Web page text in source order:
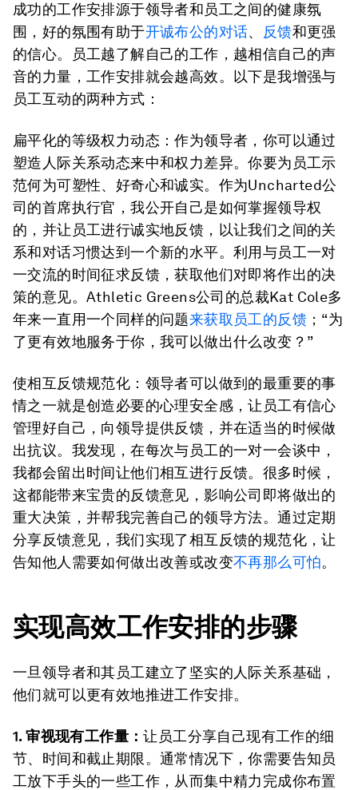
成功的工作安排源于领导者和员工之间的健康氛
围，好的氛围有助于开诚布公的对话、 反馈和更强
的信心。员工越了解自己的工作，越相信自己的声
音的力量，工作安排就会越高效。以下是我增强与
员工互动的两种方式：
扁平化的等级权力动态：作为领导者，你可以通过
塑造人际关系动态来中和权力差异。你要为员工示
范何为可塑性、好奇心和诚实。作为Uncharted公
司的首席执行官，我公开自己是如何掌握领导权
的，并让员工进行诚实地反馈，以让我们之间的关
系和对话习惯达到一个新的水平。利用与员工一对
一交流的时间征求反馈，获取他们对即将作出的决
策的意见。Athletic Greens公司的总裁Kat Cole多
年来一直用一个同样的问题来获取员工的反馈 ；“为
了更有效地服务于你，我可以做出什么改变？”
使相互反馈规范化： 领导者可以做到的最重要的事
情之一就是创造必要的心理安全感，让员工有信心
管理好自己，向领导提供反馈，并在适当的时候做
出抗议。我发现，在每次与员工的一对一会谈中，
我都会留出时间让他们相互进行反馈。很多时候，
这都能带来宝贵的反馈意见，影响公司即将做出的
重大决策，并帮我完善自己的领导方法。通过定期
分享反馈意见，我们实现了相互反馈的规范化，让
告知他人需要如何做出改善或改变不再那么可怕。
实现高效工作安排的步骤
一旦领导者和其员工建立了坚实的人际关系基础，
他们就可以更有效地推进工作安排。
1. 审视现有工作量：让员工分享自己现有工作的细
节、时间和截止期限。通常情况下，你需要告知员
工放下手头的一些工作，从而集中精力完成你布置